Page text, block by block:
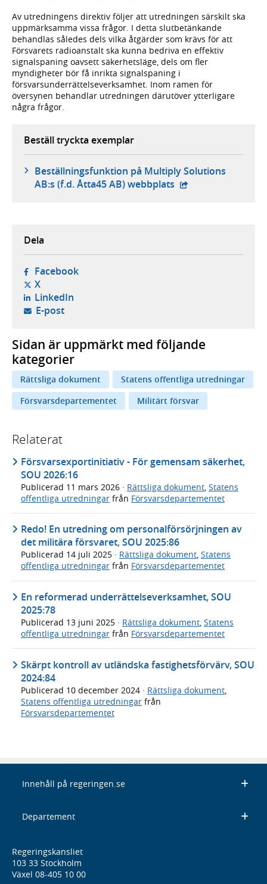
Av utredningens direktiv följer att utredningen särskilt ska
uppmärksamma vissa frågor. I detta slutbetänkande
behandlas således dels vilka åtgärder som krävs för att
Försvarets radioanstalt ska kunna bedriva en effektiv
signalspaning oavsett säkerhetsläge, dels om fler
myndigheter bör få inrikta signalspaning i
försvarsunderrättelseverksamhet. Inom ramen för
översynen behandlar utredningen därutöver ytterligare
några frågor.
Beställ tryckta exemplar
Beställningsfunktion på Multiply Solutions
AB:s (f.d. Åtta45 AB) webbplats - extern webbplats,
Dela
Facebook- öppnas i ny flik, extern webbplats,
X- öppnas i ny flik, extern webbplats,
LinkedIn- öppnas i ny flik, extern webbplats,
E-post- öppnar din e-postklient,
Sidan är uppmärkt med följande
kategorier
Rättsliga dokument
Statens offentliga utredningar
Försvarsdepartementet
Militärt försvar
Relaterat
Försvarsexportinitiativ - För gemensam säkerhet,
SOU 2026:16
Publicerad 11 mars 2026 · Rättsliga dokument Statens
offentliga utredningar från Försvarsdepartementet
Redo! En utredning om personalförsörjningen av
det militära försvaret, SOU 2025:86
Publicerad 14 juli 2025 · Rättsliga dokument, Statens
offentliga utredningar från Försvarsdepartementet
En reformerad underrättelseverksamhet, SOU
2025:78
Publicerad 13 juni 2025 · Rättsliga dokument, Statens
offentliga utredningar från Försvarsdepartementet
Skärpt kontroll av utländska fastighetsförvärv, SOU
2024:84
Publicerad 10 december 2024 · Rättsliga dokument
Statens offentliga utredningar från
Försvarsdepartementet
Innehåll på regeringen.se
Departement
Regeringskansliet
103 33 Stockholm
Växel 08-405 10 00